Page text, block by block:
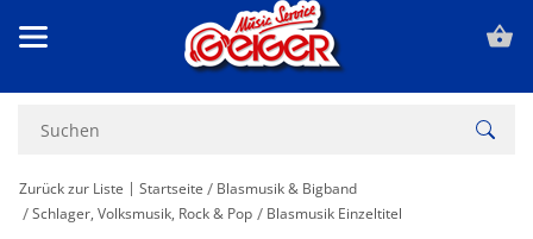
Zurück zur Liste Startseite
Blasmusik & Bigband
Schlager, Volksmusik, Rock & Pop
Blasmusik Einzeltitel